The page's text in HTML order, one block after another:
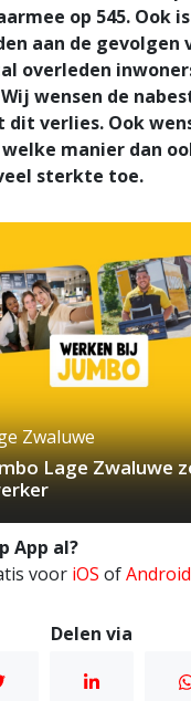
op 545. Ook
aan de gevolgen
overleden
wensen de
verlies. Ook
manier dan
sterkte toe.
Zwaluwe
Lage Zwaluwe
App al?
voor iOS ofAndroid
Delen via